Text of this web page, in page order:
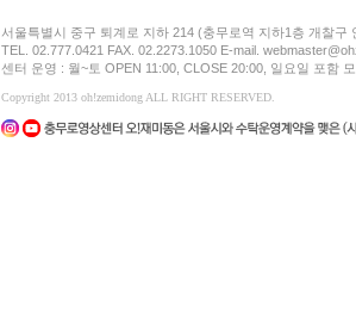
서울특별시 중구 퇴계로 지하 214 (충무로역 지하1층 개찰구
TEL. 02.777.0421 FAX. 02.2273.1050 E-mail.
센터 운영 : 월~토 OPEN 11:00, CLOSE 20:00, 일요일 포함
Copyright 2013 oh!zemidong ALL RIGHT RESERVED.